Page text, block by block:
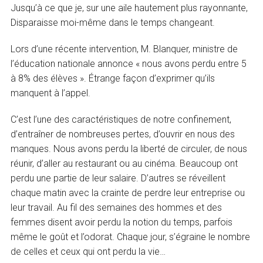
Jusqu’à ce que je, sur une aile hautement plus rayonnante,
Disparaisse moi-même dans le temps changeant.
Lors d’une récente intervention, M. Blanquer, ministre de
l’éducation nationale annonce « nous avons perdu entre 5
à 8% des élèves ». Étrange façon d’exprimer qu’ils
manquent à l’appel.
C’est l’une des caractéristiques de notre confinement,
d’entraîner de nombreuses pertes, d’ouvrir en nous des
manques. Nous avons perdu la liberté de circuler, de nous
réunir, d’aller au restaurant ou au cinéma. Beaucoup ont
perdu une partie de leur salaire. D’autres se réveillent
chaque matin avec la crainte de perdre leur entreprise ou
leur travail. Au fil des semaines des hommes et des
femmes disent avoir perdu la notion du temps, parfois
même le goût et l’odorat. Chaque jour, s’égraine le nombre
de celles et ceux qui ont perdu la vie…